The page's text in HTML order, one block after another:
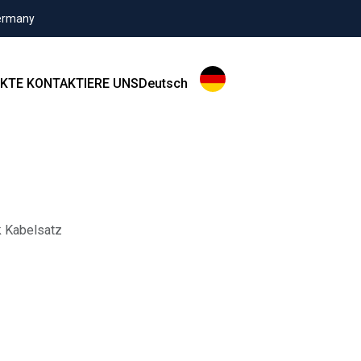
KONTAKTIERE UNSDeutsch
Kabelsatz